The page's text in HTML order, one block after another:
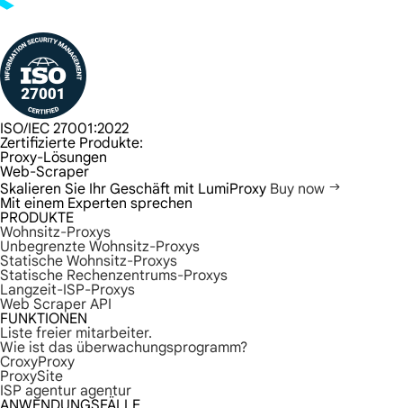
ISO/IEC 27001:2022
Zertifizierte Produkte:
Proxy-Lösungen
Web-Scraper
Skalieren Sie Ihr Geschäft mit LumiProxy Buy now
Mit einem Experten sprechen
PRODUKTE
Wohnsitz-Proxys
Unbegrenzte Wohnsitz-Proxys
Statische Wohnsitz-Proxys
Statische Rechenzentrums-Proxys
Langzeit-ISP-Proxys
Web Scraper API
FUNKTIONEN
Liste freier mitarbeiter.
Wie ist das überwachungsprogramm?
CroxyProxy
ProxySite
ISP agentur agentur